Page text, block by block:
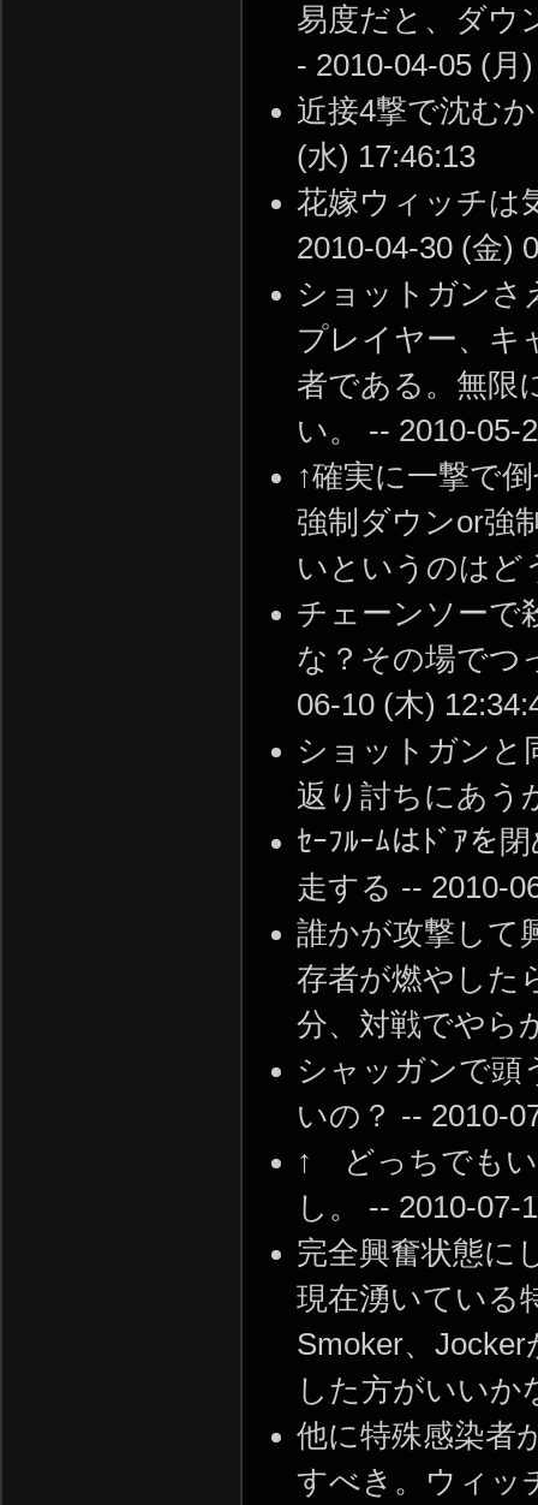
易度だと、ダウ
- 2010-04-05 (月
近接4撃で沈む
(水) 17:46:13
花嫁ウィッチは
2010-04-30 (金)
ショットガンさ
プレイヤー、キ
者である。無限
い。 -- 2010-05-
↑確実に一撃で
強制ダウンor強
いというのはど
チェーンソーで
な？その場でつ
06-10 (木)
ショットガンと
返り討ちにあう
ｾｰﾌﾙｰﾑはﾄﾞｱを
走する -- 2010-
誰かが攻撃して
存者が燃やした
分、対戦でやら
シャッガンで頭
いの？ -- 2010-
↑ どっちでもい
し。 -- 2010-07-
完全興奮状態に
現在湧いている
Smoker、
した方がいいか
他に特殊感染者
すべき。ウィッ